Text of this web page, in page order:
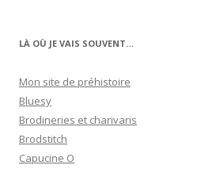
LÀ OÙ JE VAIS SOUVENT…
Mon site de préhistoire
Bluesy
Brodineries et charivaris
Brodstitch
Capucine O